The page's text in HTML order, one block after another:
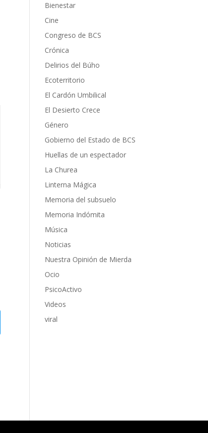
Bienestar
Cine
Congreso de BCS
Crónica
Delirios del Búho
Ecoterritorio
El Cardón Umbilical
El Desierto Crece
Género
Gobierno del Estado de BCS
Huellas de un espectador
La Churea
Linterna Mágica
Memoria del subsuelo
Memoria Indómita
Música
Noticias
Nuestra Opinión de Mierda
Ocio
PsicoActivo
Videos
viral